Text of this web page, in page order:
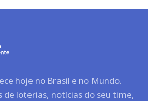
hoje no Brasil e no Mundo.
de loterias, notícias do seu time,